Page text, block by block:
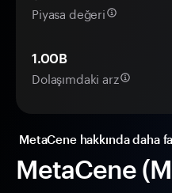
MetaCene
Piyasa değeri
1.00B
Dolaşımdaki arz
MetaCene hakkında daha